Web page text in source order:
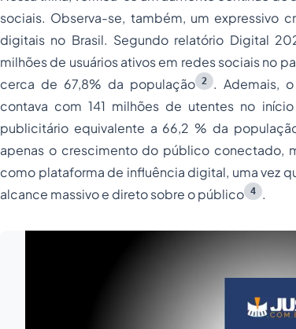
sociais. Observa-se, também, um expressivo
digitais no Brasil. Segundo relatório Digital
milhões de usuários ativos em redes sociais no
cerca de 67,8% da população
2 . Ademais,
contava com 141 milhões de utentes no
publicitário equivalente a 66,2 % da
apenas o crescimento do público conectado,
como plataforma de influência digital, uma vez
alcance massivo e direto sobre o público 4 .